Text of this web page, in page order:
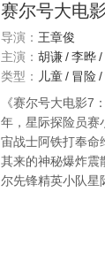
赛尔号大电
导演： 王章俊
主演： 胡谦/李晔/
类型： 儿童/ 冒险/
《赛尔号大电影7
年，星际探险员赛
宙战士阿铁打奉命
其来的神秘爆炸
尔先锋精英小队星